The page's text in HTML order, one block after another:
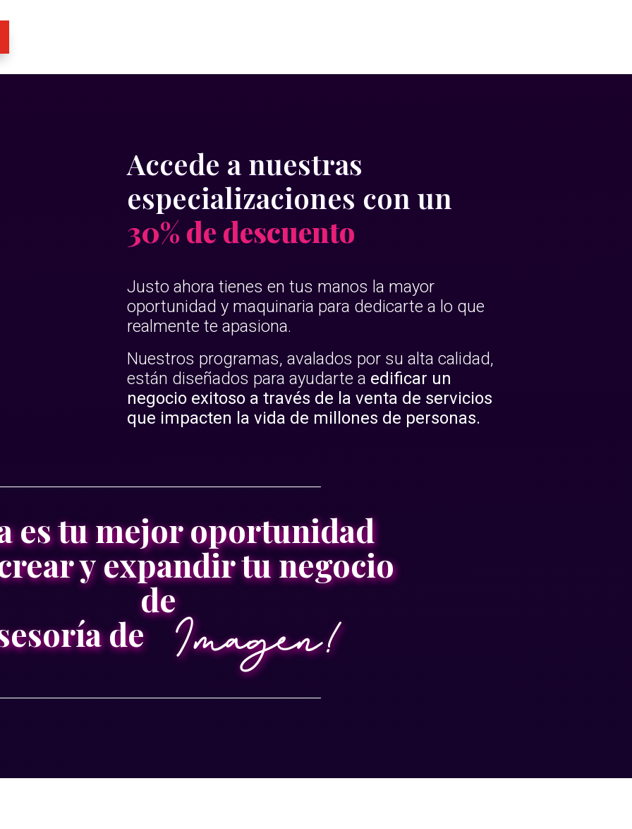
Accede a nuestras
especializaciones con un
30% de descuento
Justo ahora tienes en tus manos la mayor
oportunidad y maquinaria para dedicarte a lo que
realmente te apasiona.
Nuestros programas, avalados por su alta calidad,
están diseñados para ayudarte a edificar un
negocio exitoso a través de la venta de servicios
que impacten la vida de millones de personas.
es tu mejor oportunidad
y expandir tu negocio
de
deImagen!